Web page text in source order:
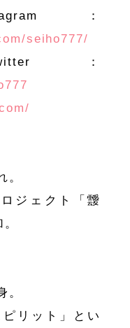
：
seiho777/
：
。
ジェクト「靉
。
リット」とい